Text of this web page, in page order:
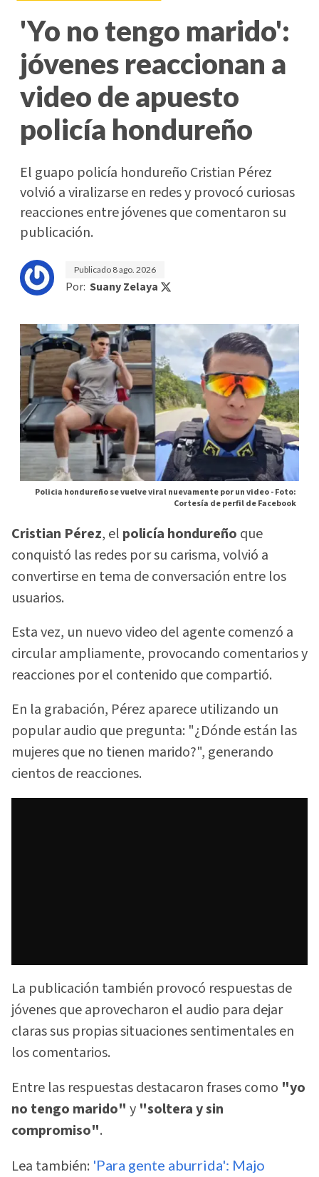
'Yo no tengo marido':
jóvenes reaccionan a
video de apuesto
policía hondureño
El guapo policía hondureño Cristian Pérez
volvió a viralizarse en redes y provocó curiosas
reacciones entre jóvenes que comentaron su
publicación.
Publicado 8 ago. 2026
Por: Suany Zelaya
Policia hondureño se vuelve viral nuevamente por un video -Foto:
Cortesía de perfil de Facebook
Cristian Pérez, el policía hondureño que
conquistó las redes por su carisma, volvió a
convertirse en tema de conversación entre los
usuarios.
Esta vez, un nuevo video del agente comenzó a
circular ampliamente, provocando comentarios y
reacciones por el contenido que compartió.
En la grabación, Pérez aparece utilizando un
popular audio que pregunta: "¿Dónde están las
mujeres que no tienen marido?", generando
cientos de reacciones.
La publicación también provocó respuestas de
jóvenes que aprovecharon el audio para dejar
claras sus propias situaciones sentimentales en
los comentarios.
Entre las respuestas destacaron frases como "yo
no tengo marido" y "soltera y sin
compromiso".
Lea también: 'Para gente aburrida': Majo